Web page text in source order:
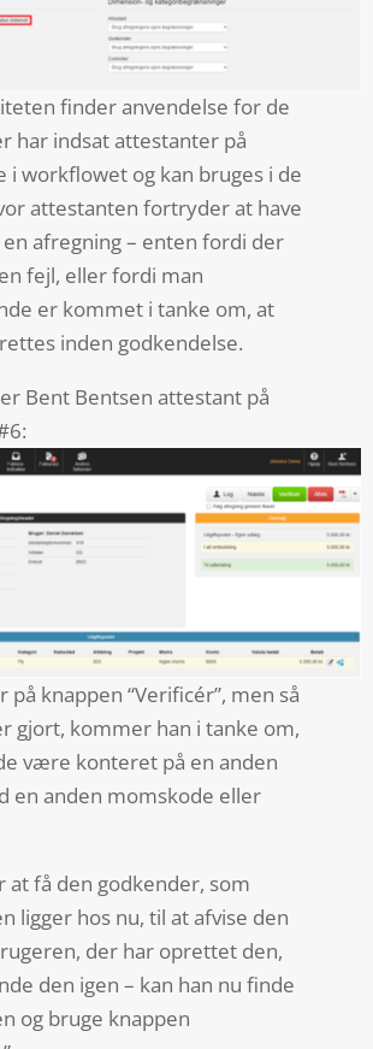
finder anvendelse for de
har indsat attestanter på
i workflowet og kan bruges i de
attestanten fortryder at have
afregning – enten fordi der
fejl, eller fordi man
er kommet i tanke om, at
inden godkendelse.
Bent Bentsen attestant på
på knappen “Verificér”, men så
gjort, kommer han i tanke om,
være konteret på en anden
en anden momskode eller
at få den godkender, som
ligger hos nu, til at afvise den
der har oprettet den,
den igen – kan han nu finde
og bruge knappen